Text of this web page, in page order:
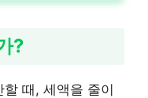
?
때, 세액을 줄이